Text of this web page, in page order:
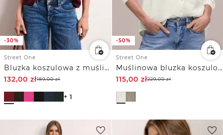
-30%
Street One
Bluzka koszulowa z muślinu z krótkim podwijanym rękawem
132,00 zł189,00zł
+ 1
-50%
Street One
Muślinowa bluzka koszulowa
115,00 zł229,00zł